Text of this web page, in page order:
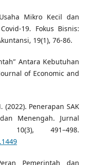
Mikro Kecil dan
19. Fokus Bisnis:
19(1), 76-86.
Antara Kebutuhan
of Economic and
Penerapan SAK
Menengah. Jurnal
10(3), 491–498.
Pemerintah dan